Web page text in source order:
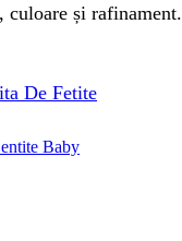
culoare și rafinament.
De Fetite
Baby